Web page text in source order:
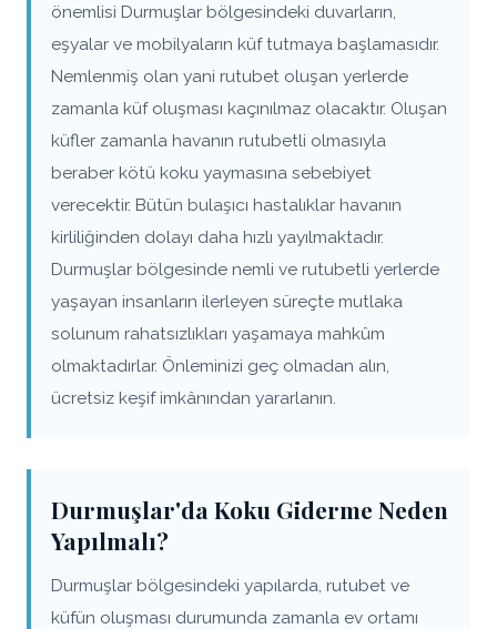
önemlisi Durmuşlar bölgesindeki duvarların,
eşyalar ve mobilyaların küf tutmaya başlamasıdır.
Nemlenmiş olan yani rutubet oluşan yerlerde
zamanla küf oluşması kaçınılmaz olacaktır. Oluşan
küfler zamanla havanın rutubetli olmasıyla
beraber kötü koku yaymasına sebebiyet
verecektir. Bütün bulaşıcı hastalıklar havanın
kirliliğinden dolayı daha hızlı yayılmaktadır.
Durmuşlar bölgesinde nemli ve rutubetli yerlerde
yaşayan insanların ilerleyen süreçte mutlaka
solunum rahatsızlıkları yaşamaya mahkûm
olmaktadırlar. Önleminizi geç olmadan alın,
ücretsiz keşif imkânından yararlanın.
Durmuşlar'da Koku Giderme Neden
Yapılmalı?
Durmuşlar bölgesindeki yapılarda, rutubet ve
küfün oluşması durumunda zamanla ev ortamı